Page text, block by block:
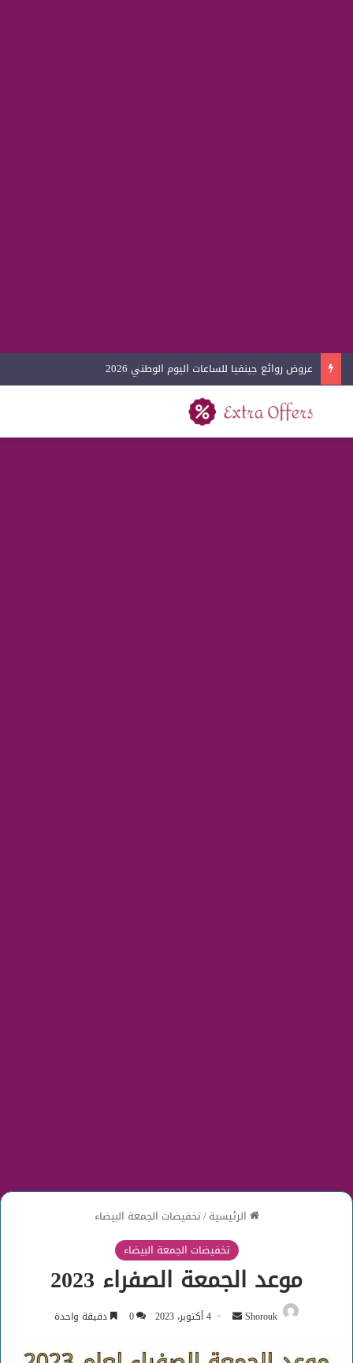
عروض روائع جينفيا للساعات اليوم الوطني 2026
بحث عن
الرئيسية/تخفيضات الجمعة البيضاء
تخفيضات الجمعة البيضاء
موعد الجمعة الصفراء 2023
Shorouk
أرسل
إلكترونيا
4 أكتوبر، 2023 0 دقيقة واحدة